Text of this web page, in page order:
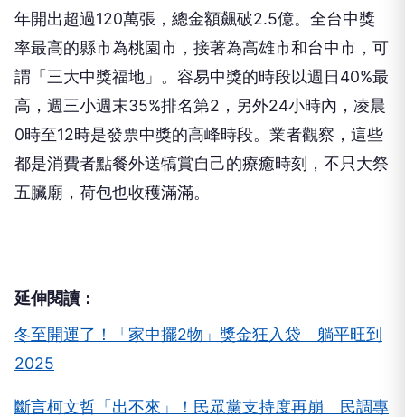
年開出超過120萬張，總金額飆破2.5億。全台中獎
率最高的縣市為桃園市，接著為高雄市和台中市，可
謂「三大中獎福地」。容易中獎的時段以週日40%最
高，週三小週末35%排名第2，另外24小時內，凌晨
0時至12時是發票中獎的高峰時段。業者觀察，這些
都是消費者點餐外送犒賞自己的療癒時刻，不只大祭
五臟廟，荷包也收穫滿滿。
延伸閱讀：
冬至開運了！「家中擺2物」獎金狂入袋 躺平旺到
2025
斷言柯文哲「出不來」！民眾黨支持度再崩 民調專